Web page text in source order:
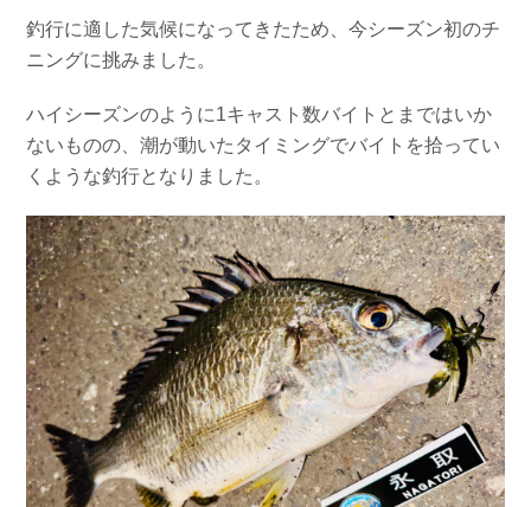
釣行に適した気候になってきたため、今シーズン初のチ
ニングに挑みました。
ハイシーズンのように1キャスト数バイトとまではいか
ないものの、潮が動いたタイミングでバイトを拾ってい
くような釣行となりました。